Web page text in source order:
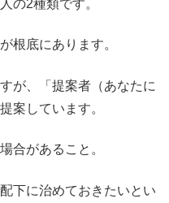
の2種類です。
根底にあります。
が、「提案者（あなたに
案しています。
合があること。
下に治めておきたいとい